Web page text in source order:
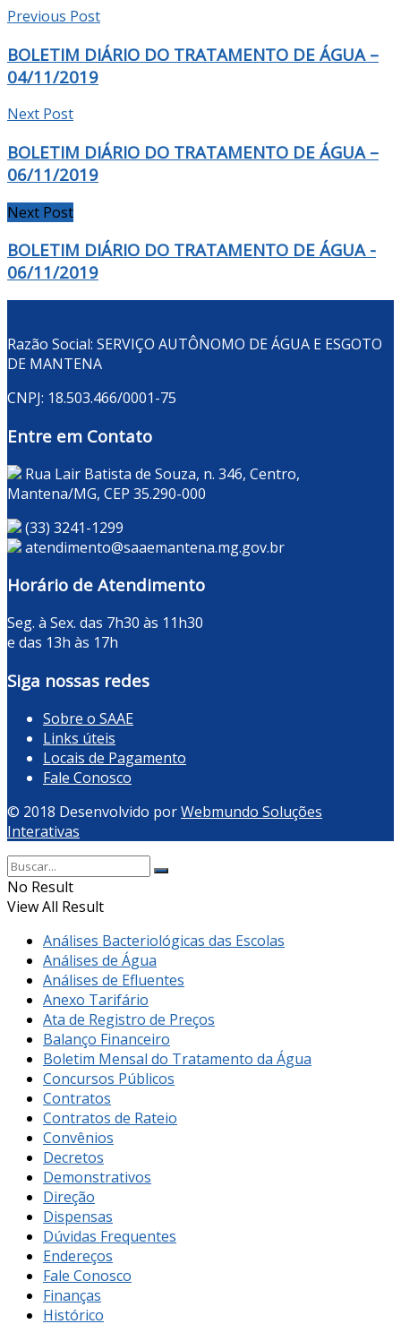
Previous Post
BOLETIM DIÁRIO DO TRATAMENTO DE ÁGUA –
04/11/2019
Next Post
BOLETIM DIÁRIO DO TRATAMENTO DE ÁGUA –
06/11/2019
Next Post
BOLETIM DIÁRIO DO TRATAMENTO DE ÁGUA -
06/11/2019
Razão Social: SERVIÇO AUTÔNOMO DE ÁGUA E ESGOTO
DE MANTENA
CNPJ: 18.503.466/0001-75
Entre em Contato
Rua Lair Batista de Souza, n. 346, Centro,
Mantena/MG, CEP 35.290-000
(33) 3241-1299
atendimento@saaemantena.mg.gov.br
Horário de Atendimento
Seg. à Sex. das 7h30 às 11h30
e das 13h às 17h
Siga nossas redes
Sobre o SAAE
Links úteis
Locais de Pagamento
Fale Conosco
© 2018 Desenvolvido porWebmundo Soluções
Interativas
No Result
View All Result
Análises Bacteriológicas das Escolas
Análises de Água
Análises de Efluentes
Anexo Tarifário
Ata de Registro de Preços
Balanço Financeiro
Boletim Mensal do Tratamento da Água
Concursos Públicos
Contratos
Contratos de Rateio
Convênios
Decretos
Demonstrativos
Direção
Dispensas
Dúvidas Frequentes
Endereços
Fale Conosco
Finanças
Histórico